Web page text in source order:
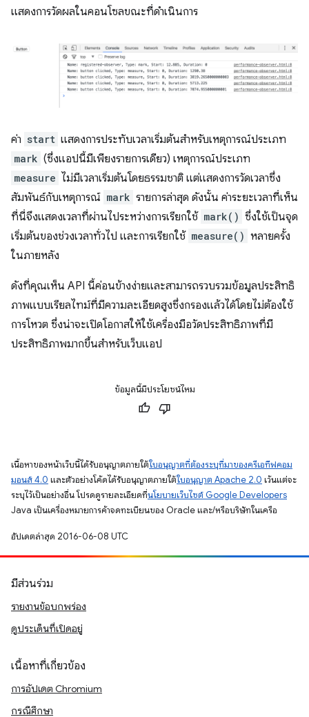
แสดงการวัดผลในคอนโซลขณะที่ดำเนินการ
ค่า start แสดงการประทับเวลาเริ่มต้นสําหรับเหตุการณ์ประเภท
mark (ซึ่งแอปนี้มีเพียงรายการเดียว) เหตุการณ์ประเภท
measure ไม่มีเวลาเริ่มต้นโดยธรรมชาติ แต่แสดงการวัดเวลาซึ่ง
สัมพันธ์กับเหตุการณ์ mark รายการล่าสุด ดังนั้น ค่าระยะเวลาที่เห็น
ที่นี่จึงแสดงเวลาที่ผ่านไประหว่างการเรียกใช้ mark() ซึ่งใช้เป็นจุด
เริ่มต้นของช่วงเวลาทั่วไป และการเรียกใช้ measure() หลายครั้ง
ในภายหลัง
ดังที่คุณเห็น API นี้ค่อนข้างง่ายและสามารถรวบรวมข้อมูลประสิทธิ
ภาพแบบเรียลไทม์ที่มีความละเอียดสูงซึ่งกรองแล้วได้โดยไม่ต้องใช้
การโหวต ซึ่งน่าจะเปิดโอกาสให้ใช้เครื่องมือวัดประสิทธิภาพที่มี
ประสิทธิภาพมากขึ้นสําหรับเว็บแอป
ข้อมูลนี้มีประโยชน์ไหม
เนื้อหาของหน้าเว็บนี้ได้รับอนุญาตภายใต้ใบอนุญาตที่ต้องระบุที่มาของครีเอทีฟคอม
มอนส์ 4.0 และตัวอย่างโค้ดได้รับอนุญาตภายใต้ใบอนุญาต Apache 2.0 เว้นแต่จะ
ระบุไว้เป็นอย่างอื่น โปรดดูรายละเอียดที่นโยบายเว็บไซต์ Google Developers
Java เป็นเครื่องหมายการค้าจดทะเบียนของ Oracle และ/หรือบริษัทในเครือ
อัปเดตล่าสุด 2016-06-08 UTC
มีส่วนร่วม
รายงานข้อบกพร่อง
ดูประเด็นที่เปิดอยู่
เนื้อหาที่เกี่ยวข้อง
การอัปเดต Chromium
กรณีศึกษา